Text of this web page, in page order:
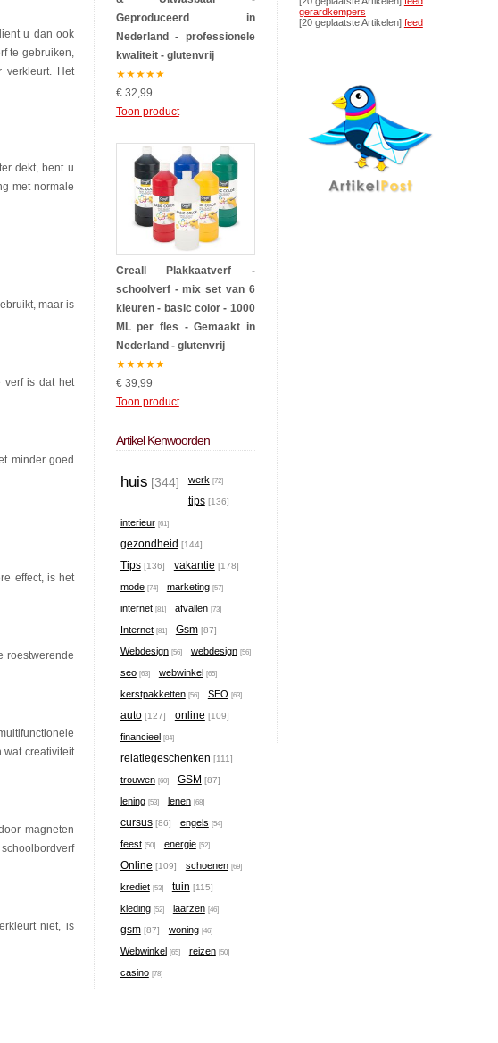
u dan ook
te gebruiken,
verkleurt. Het
dekt, bent u
met normale
maar is
verf is dat het
minder goed
effect, is het
roestwerende
wat creativiteit
magneten
niet, is
Geproduceerd in
Nederland - professionele
kwaliteit - glutenvrij
★★★★★
€ 32,99
Toon product
Creall Plakkaatverf -
schoolverf - mix set van 6
kleuren - basic color - 1000
ML per fles - Gemaakt in
Nederland - glutenvrij
★★★★★
€ 39,99
Toon product
Artikel Kenwoorden
huis [344] werk [72]
tips [136]
interieur [61]
gezondheid [144]
Tips [136] vakantie [178]
mode [74] marketing [57]
internet [81] afvallen [73]
Internet [81] Gsm [87]
Webdesign [56] webdesign [56]
seo [63] webwinkel [65]
kerstpakketten [56] SEO [63]
auto [127] online [109]
financieel [84]
relatiegeschenken [111]
trouwen [60] GSM [87]
lening [53] lenen [68]
cursus [86] engels [54]
feest [50] energie [52]
Online [109] schoenen [69]
krediet [53] tuin [115]
kleding [52] laarzen [46]
gsm [87] woning [46]
Webwinkel [65] reizen [50]
casino [78]
gerardkempers
[20 geplaatste Artikelen] feed